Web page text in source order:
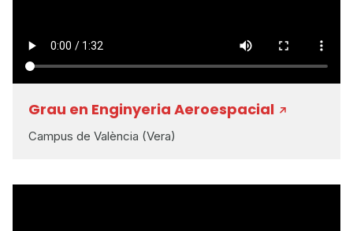
Grau en Enginyeria Aeroespacial
Campus de València (Vera)